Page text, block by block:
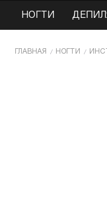
НОГТИ
ГЛАВНАЯ НОГТИ